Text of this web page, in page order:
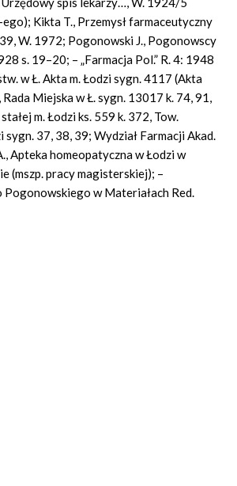
Kikta T., Przemysł farmaceutyczny
W. 1972; Pogonowski J., Pogonowscy
s. 19–20; – „Farmacja Pol.” R. 4: 1948
w Ł. Akta m. Łodzi sygn. 4117 (Akta
Miejska w Ł. sygn. 13017 k. 74, 91,
m. Łodzi ks. 559 k. 372, Tow.
sygn. 37, 38, 39; Wydział Farmacji Akad.
Apteka homeopatyczna w Łodzi w
(mszp. pracy magisterskiej); –
Pogonowskiego w Materiałach Red.